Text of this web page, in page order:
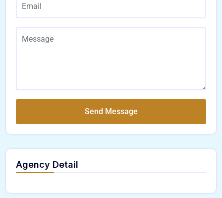
Send Message
Agency Detail